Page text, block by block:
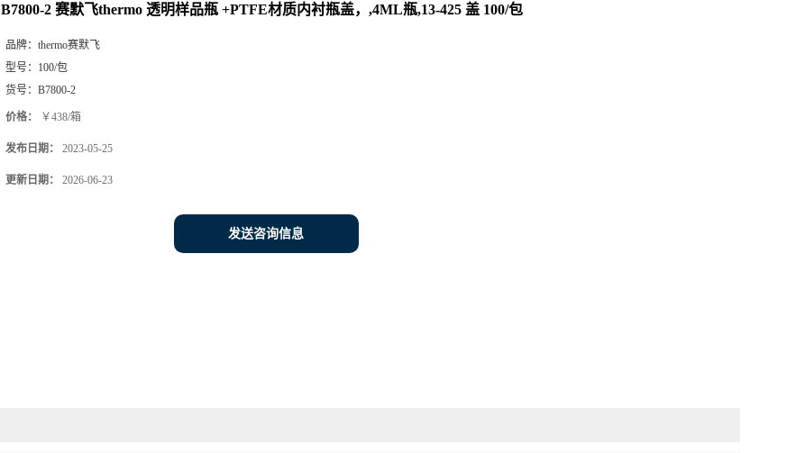
B7800-2 赛默飞thermo 透明样品瓶 +PTFE材质内衬瓶盖，,4ML瓶,13-425 盖 100/包
品牌： thermo赛默飞
型号： 100/包
货号： B7800-2
价格： ￥438/箱
发布日期： 2023-05-25
更新日期： 2026-06-23
发送咨询信息